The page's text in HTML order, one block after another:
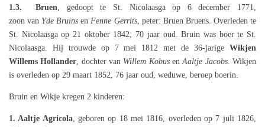
1.3. Bruen, gedoopt te St. Nicolaasga op 6 december 1771,
zoon van Yde Bruins en Fenne Gerrits, peter: Bruen Bruens. Overleden te
St. Nicolaasga op 21 oktober 1842, 70 jaar oud. Bruin was boer te St.
Nicolaasga. Hij trouwde op 7 mei 1812 met de 36-jarige
Wikjen
Willems Hollander, dochter van Willem Kobus en Aaltje Jacobs. Wikjen
is overleden op 29 maart 1852, 76 jaar oud, weduwe, beroep boerin.
Bruin en Wikje kregen 2 kinderen:
1. Aaltje Agricola, geboren op 18 mei 1816, overleden op 7 juli 1826,